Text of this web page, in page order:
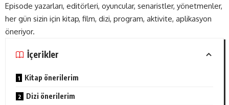
Episode yazarları, editörleri, oyuncular, senaristler, yönetmenler,
her gün sizin için kitap, film, dizi, program, aktivite, aplikasyon
öneriyor.
İçerikler
Kitap önerilerim
Dizi önerilerim